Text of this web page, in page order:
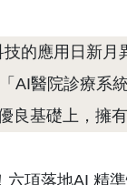
的應用日新
AI醫院診療系
良基礎上，擁有